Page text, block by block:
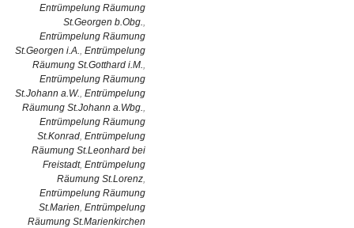
Entrümpelung Räumung
St.Georgen b.Obg.,
Entrümpelung Räumung
St.Georgen i.A., Entrümpelung
Räumung St.Gotthard i.M.,
Entrümpelung Räumung
St.Johann a.W., Entrümpelung
Räumung St.Johann a.Wbg.,
Entrümpelung Räumung
St.Konrad, Entrümpelung
Räumung St.Leonhard bei
Freistadt, Entrümpelung
Räumung St.Lorenz,
Entrümpelung Räumung
St.Marien, Entrümpelung
Räumung St.Marienkirchen